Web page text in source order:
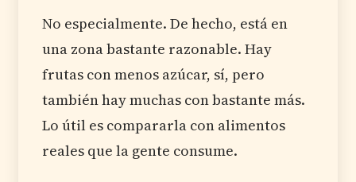
No especialmente. De hecho, está en
una zona bastante razonable. Hay
frutas con menos azúcar, sí, pero
también hay muchas con bastante más.
Lo útil es compararla con alimentos
reales que la gente consume.